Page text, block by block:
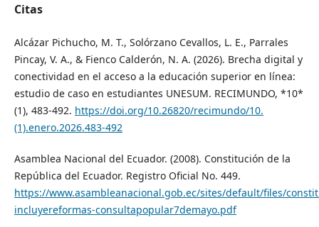
Citas
Alcázar Pichucho, M. T., Solórzano Cevallos, L. E., Parrales
Pincay, V. A., & Fienco Calderón, N. A. (2026). Brecha digital y
conectividad en el acceso a la educación superior en línea:
estudio de caso en estudiantes UNESUM. RECIMUNDO, *10*
(1), 483-492. https://doi.org/10.26820/recimundo/10.
(1).enero.2026.483-492
Asamblea Nacional del Ecuador. (2008). Constitución de la
República del Ecuador. Registro Oficial No. 449.
https://www.asambleanacional.gob.ec/sites/default/files/
incluyereformas-consultapopular7demayo.pdf